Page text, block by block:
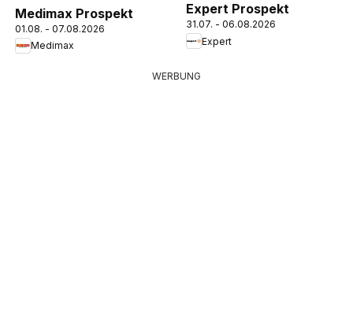
Medimax Prospekt
01.08. - 07.08.2026
Medimax
Expert Prospekt
31.07. - 06.08.2026
Expert
WERBUNG